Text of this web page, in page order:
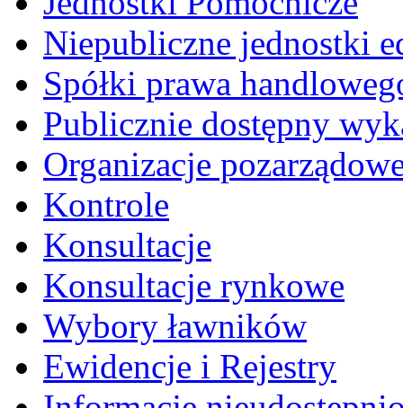
Niepubliczne jednostki
Spółki prawa
Publicznie dostępny
Organizacje
Kontrole
Konsultacje
Konsultacje rynkowe
Wybory ławników
Ewidencje i Rejestry